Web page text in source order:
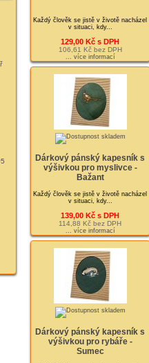
Každý člověk se jistě v životě nacházel
v situaci, kdy...
129,00 Kč s DPH
106,61 Kč bez DPH
... více informací
Dárkový pánský kapesník s
výšivkou pro myslivce -
Bažant
Každý člověk se jistě v životě nacházel
v situaci, kdy...
139,00 Kč s DPH
114,88 Kč bez DPH
... více informací
Dárkový pánský kapesník s
výšivkou pro rybáře -
Sumec